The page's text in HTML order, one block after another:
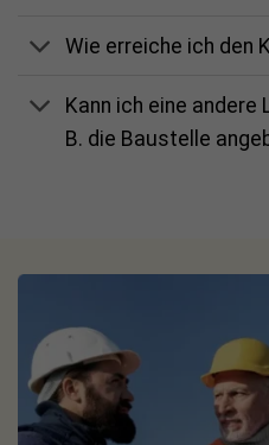
ShinePhone-App:
ShinePhone-App von
Während der Einrichtung mit
nach deinem Growatt
allgemeine Code lautet:
Wie erreiche ich den
Kann ich eine
B. die Baustelle